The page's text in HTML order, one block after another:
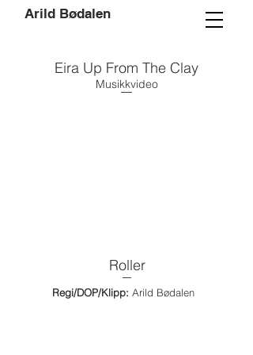
Arild Bødalen
Eira Up From The Clay
Musikkvideo
Roller
Regi/DOP/Klipp: Arild Bødalen